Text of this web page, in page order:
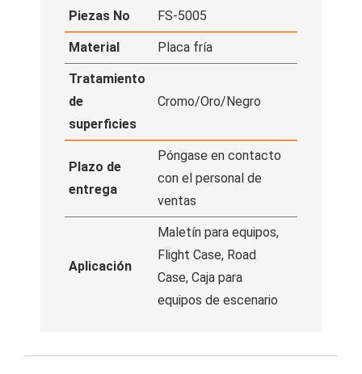
Piezas No FS-5005
Material Placa fría
Tratamiento
de
superficies
Cromo/Oro/Negro
Plazo de
entrega
Póngase en contacto
con el personal de
ventas
Aplicación
Maletín para equipos,
Flight Case, Road
Case, Caja para
equipos de escenario